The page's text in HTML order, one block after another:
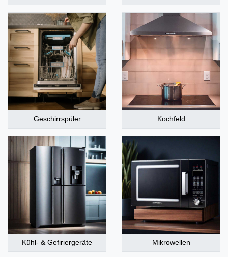
Geschirrspüler Kochfeld
Kühl- & Gefiriergeräte Mikrowellen